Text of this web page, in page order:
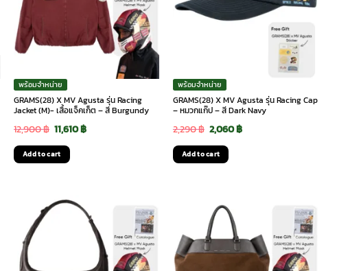
พร้อมจำหน่าย
GRAMS(28) X MV Agusta รุ่น Racing
Jacket (M)- เสื้อแจ็คเก็ต – สี Burgundy
12,900฿ Original
price
was:
11,610฿Current
Add to cart
พร้อมจำหน่าย
GRAMS(28) X MV Agusta รุ่น Racing Cap
– หมวกแก๊ป – สี Dark Navy
2,290฿ Original
price
was:
2,060฿Current
Add to cart